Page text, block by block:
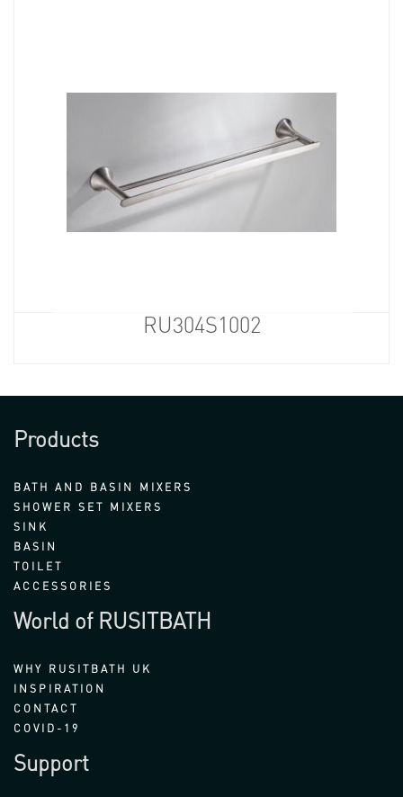
RU304S1002
Products
BATH AND BASIN MIXERS
SHOWER SET MIXERS
SINK
BASIN
TOILET
ACCESSORIES
World of RUSITBATH
WHY RUSITBATH UK
INSPIRATION
CONTACT
COVID-19
Support